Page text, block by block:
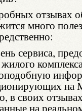
отзывах
много
сервиса,
на
в своих
на